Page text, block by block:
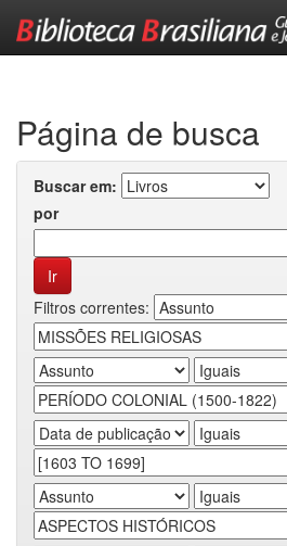
Página de busca
Buscar em:
por
Filtros correntes: